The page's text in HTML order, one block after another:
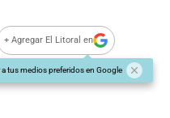
+ Agregar El Litoral en
a tus medios preferidos en Google